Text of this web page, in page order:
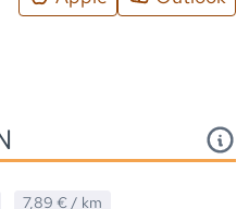
7,89 € / km